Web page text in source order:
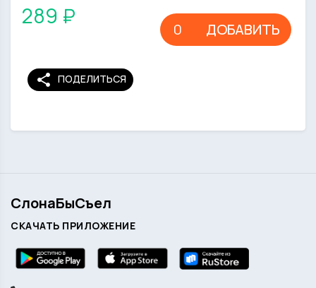
289 ₽
ДОБАВИТЬ
share ПОДЕЛИТЬСЯ
СлонаБыСъел
СКАЧАТЬ ПРИЛОЖЕНИЕ